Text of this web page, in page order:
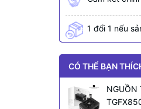
1 đổi 1 nếu
CÓ THỂ BẠN
NGUỒN